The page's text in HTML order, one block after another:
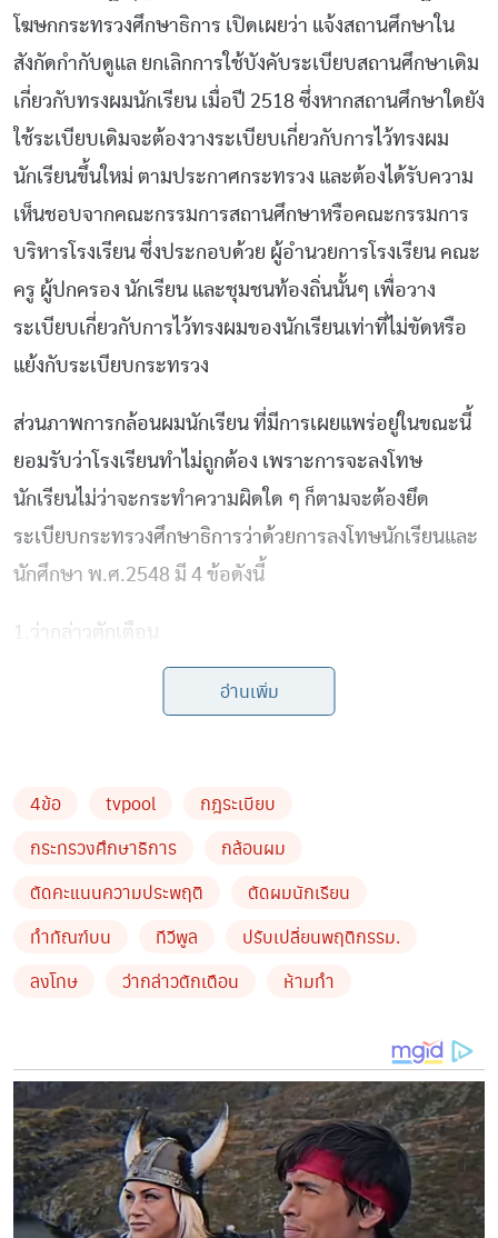
โฆษกกระทรวงศึกษาธิการ เปิดเผยว่า แจ้งสถานศึกษาใน
สังกัดกำกับดูแล ยกเลิกการใช้บังคับระเบียบสถานศึกษาเดิม
เกี่ยวกับทรงผมนักเรียน เมื่อปี 2518 ซึ่งหากสถานศึกษาใดยัง
ใช้ระเบียบเดิมจะต้องวางระเบียบเกี่ยวกับการไว้ทรงผม
นักเรียนขึ้นใหม่ ตามประกาศกระทรวง และต้องได้รับความ
เห็นชอบจากคณะกรรมการสถานศึกษาหรือคณะกรรมการ
บริหารโรงเรียน ซึ่งประกอบด้วย ผู้อำนวยการโรงเรียน คณะ
ครู ผู้ปกครอง นักเรียน และชุมชนท้องถิ่นนั้นๆ เพื่อวาง
ระเบียบเกี่ยวกับการไว้ทรงผมของนักเรียนเท่าที่ไม่ขัดหรือ
แย้งกับระเบียบกระทรวง
ส่วนภาพการกล้อนผมนักเรียน ที่มีการเผยแพร่อยู่ในขณะนี้
ยอมรับว่าโรงเรียนทำไม่ถูกต้อง เพราะการจะลงโทษ
นักเรียนไม่ว่าจะกระทำความผิดใด ๆ ก็ตามจะต้องยึด
ระเบียบกระทรวงศึกษาธิการว่าด้วยการลงโทษนักเรียนและ
นักศึกษา พ.ศ.2548 มี 4 ข้อดังนี้
1.ว่ากล่าวตักเตือน
4.ทำกิจกรรมเพื่อให้ปรับเปลี่ยนพฤติกรรม ซึ่งรวมไปถึงการ
ทำโทษนักเรียนในกรณีอื่นๆ ด้วย ต้องยึดหลักการลงโทษ 4
ข้อนี้เท่านั้น
by TVPOOL ONLINE
อ่านเพิ่ม
4ข้อ tvpool
กฎระเบียบ
กระทรวงศึกษาธิการ
กล้อนผม
ตัดคะแนนความประพฤติ
ตัดผมนักเรียน
ทำทัณฑ์บน
ทีวีพูล
ปรับเปลี่ยนพฤติกรรม.
ลงโทษ
ว่ากล่าวตักเตือน ห้ามทำ